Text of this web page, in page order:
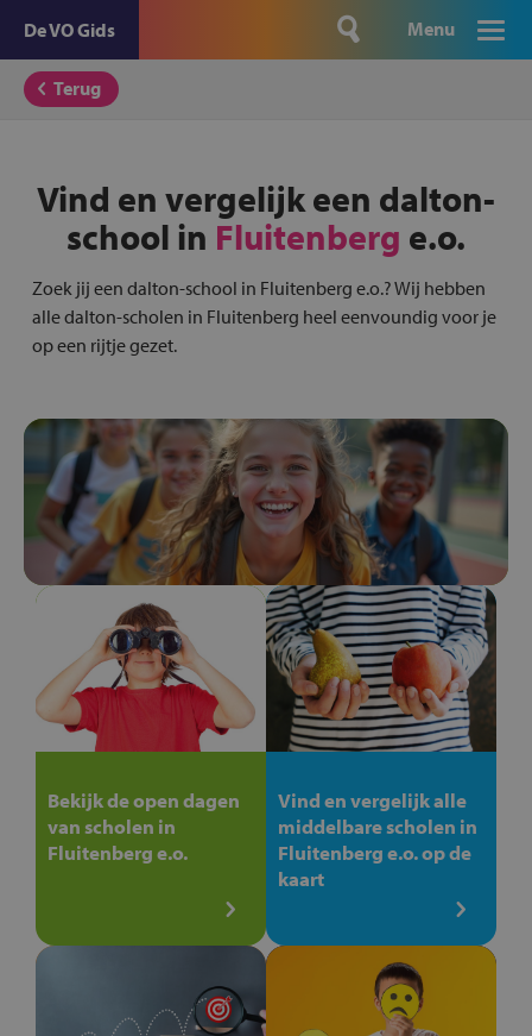
De VO Gids Menu
Terug
Vind en vergelijk een dalton-
school in Fluitenberg e.o.
Zoek jij een dalton-school in Fluitenberg e.o.? Wij hebben
alle dalton-scholen in Fluitenberg heel eenvoundig voor je
op een rijtje gezet.
Bekijk de open dagen
van scholen in
Fluitenberg e.o.
Vind en vergelijk alle
middelbare scholen in
Fluitenberg e.o. op de
kaart